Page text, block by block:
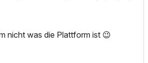
nicht was die Plattform ist 😉